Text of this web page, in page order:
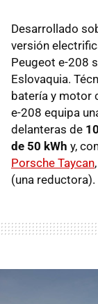
Desarrollado
versión
Peugeot e-208
Eslovaquia.
batería y motor
e-208 equipa
delanteras de
de 50 kWh y,
Porsche Taycan
(una reductora).